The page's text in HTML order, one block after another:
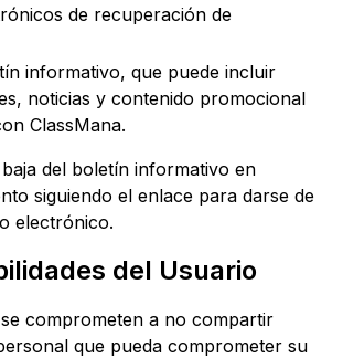
de recuperación de
informativo, que puede incluir
noticias y contenido promocional
ClassMana.
del boletín informativo en
siguiendo el enlace para darse de
electrónico.
del Usuario
comprometen a no compartir
que pueda comprometer su